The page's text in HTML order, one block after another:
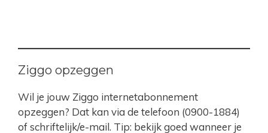
Ziggo opzeggen
Wil je jouw Ziggo internetabonnement
opzeggen? Dat kan via de telefoon (0900-1884)
of schriftelijk/e-mail. Tip: bekijk goed wanneer je